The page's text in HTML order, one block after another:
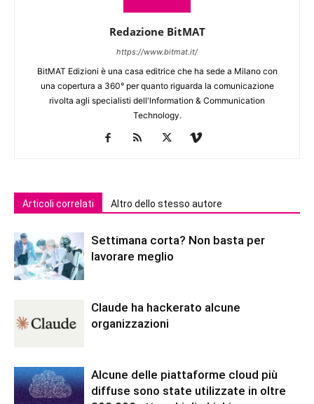
Redazione BitMAT
https://www.bitmat.it/
BitMAT Edizioni è una casa editrice che ha sede a Milano con
una copertura a 360° per quanto riguarda la comunicazione
rivolta agli specialisti dell'lnformation & Communication
Technology.
Articoli correlati Altro dello stesso autore
Settimana corta? Non basta per
lavorare meglio
Claude ha hackerato alcune
organizzazioni
Alcune delle piattaforme cloud più
diffuse sono state utilizzate in oltre